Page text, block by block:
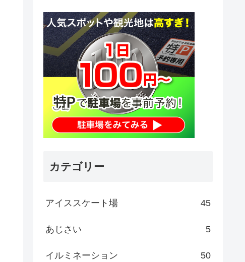
カテゴリー
アイススケート場 45
あじさい 5
イルミネーション 50